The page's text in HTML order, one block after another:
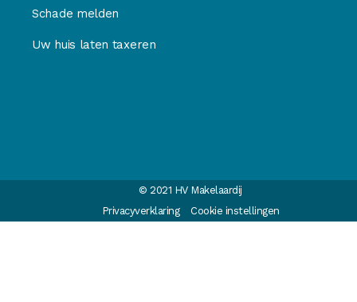
Schade melden
Uw huis laten taxeren
© 2021 HV Makelaardij
Privacyverklaring
Cookie instellingen